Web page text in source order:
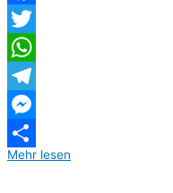
Facebook
Twitter
WhatsApp
Telegram
Messenger
Teilen
Mehr lesen